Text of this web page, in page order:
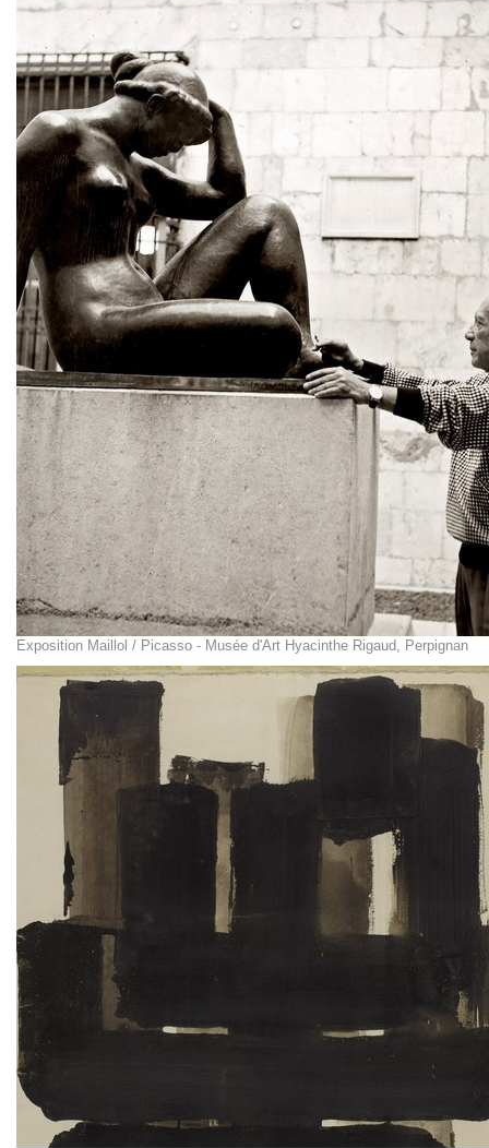
Exposition Maillol / Picasso - Musée d'Art Hyacinthe Rigaud, Perpignan